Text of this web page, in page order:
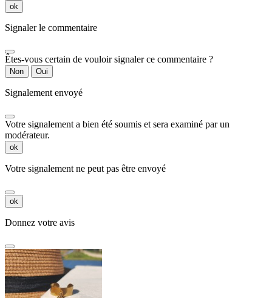
ok
Signaler le commentaire
Êtes-vous certain de vouloir signaler ce commentaire ?
Non Oui
Signalement envoyé
Votre signalement a bien été soumis et sera examiné par un
modérateur.
ok
Votre signalement ne peut pas être envoyé
ok
Donnez votre avis